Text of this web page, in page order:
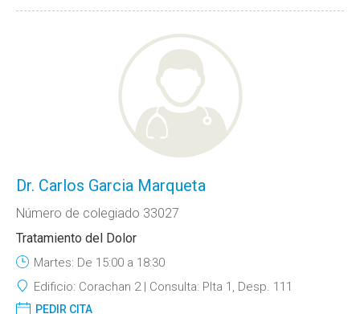
Dr. Carlos Garcia Marqueta
Número de colegiado 33027
Tratamiento del Dolor
Martes: De 15:00 a 18:30
Edificio: Corachan 2 Consulta: Plta 1, Desp. 111
PEDIR CITA